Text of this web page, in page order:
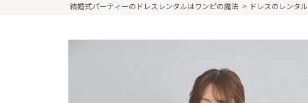
結婚式パーティーのドレスレンタルはワンピの魔法 ドレスのレンタル